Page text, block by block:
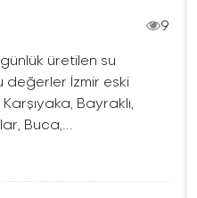
9
üretilen su
değerler İzmir eski
Bayraklı,
Buca,...